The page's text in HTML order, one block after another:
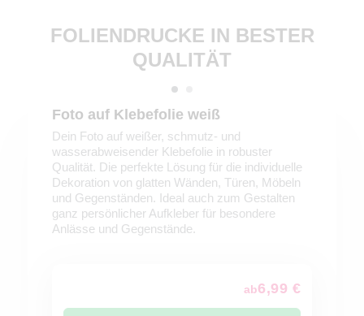
FOLIENDRUCKE IN BESTER
QUALITÄT
Foto auf Klebefolie weiß
Dein Foto auf weißer, schmutz- und
wasserabweisender Klebefolie in robuster
Qualität. Die perfekte Lösung für die individuelle
Dekoration von glatten Wänden, Türen, Möbeln
und Gegenständen. Ideal auch zum Gestalten
ganz persönlicher Aufkleber für besondere
Anlässe und Gegenstände.
ab6,99 €